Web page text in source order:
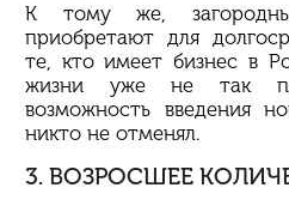
К тому же,
приобретают для
те, кто имеет бизнес в
жизни уже не так
возможность введения
никто не отменял.
3. ВОЗРОСШЕЕ